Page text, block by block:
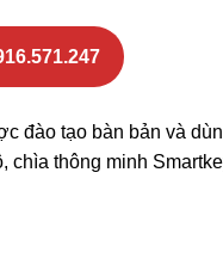
đào tạo bàn bản và
chìa thông minh